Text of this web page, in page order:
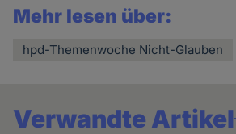
Mehr lesen über:
hpd-Themenwoche Nicht-Glauben
Verwandte Artikel